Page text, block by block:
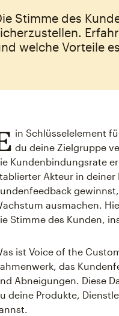
Stimme des
welche Vorteile
in Schlüsselelement
du deine Zielgruppe
Kundenbindungsrate
Akteur in deiner
ausmachen.
Stimme des Kunden,
ist Voice of the
das
Abneigungen. Diese
deine Produkte,